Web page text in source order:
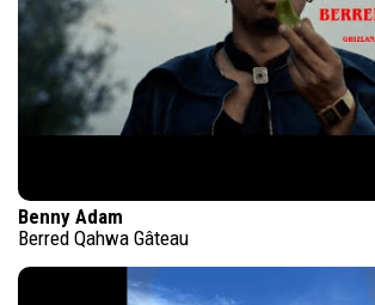
Benny Adam
Berred Qahwa Gâteau